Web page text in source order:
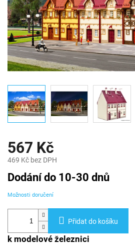
567 Kč
469 Kč bez DPH
Měrná
cena:
Dodání do 10-30 dnů
Možnosti doručení
Přidat do košíku
k modelové železnici